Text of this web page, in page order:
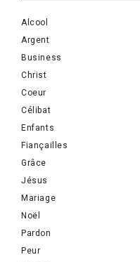
Alcool
Argent
Business
Christ
Coeur
Célibat
Enfants
Fiançailles
Grâce
Jésus
Mariage
Noël
Pardon
Peur